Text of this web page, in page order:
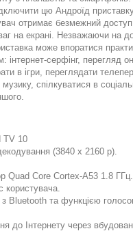
цю Андроїд
отримає безмежний
на екрані. Незважаючи на
може впоратися
інтернет-серфінг, перегляд
в ігри, переглядати
спілкуватися в
TV 10
(3840 x 2160 р).
Quad Core Cortex-A53 1.8 ГГц.
користувача.
Bluetooth та функцією
до Інтернету через